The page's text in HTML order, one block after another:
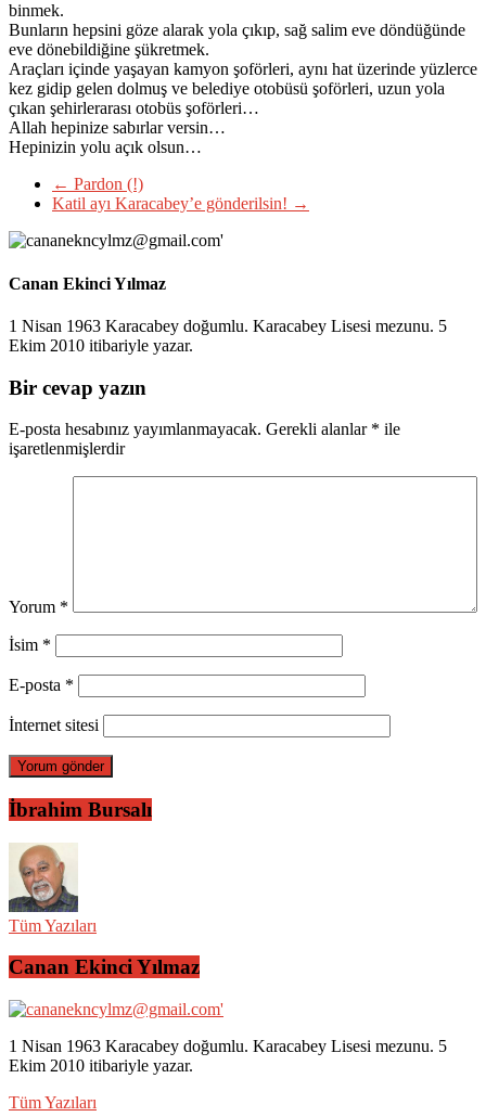
binmek.
Bunların hepsini göze alarak yola çıkıp, sağ salim eve döndüğünde
eve dönebildiğine şükretmek.
Araçları içinde yaşayan kamyon şoförleri, aynı hat üzerinde yüzlerce
kez gidip gelen dolmuş ve belediye otobüsü şoförleri, uzun yola
çıkan şehirlerarası otobüs şoförleri…
Allah hepinize sabırlar versin…
Hepinizin yolu açık olsun…
← Pardon (!)
Katil ayı Karacabey’e gönderilsin! →
Canan Ekinci Yılmaz
1 Nisan 1963 Karacabey doğumlu. Karacabey Lisesi mezunu. 5
Ekim 2010 itibariyle yazar.
Bir cevap yazın
E-posta hesabınız yayımlanmayacak. Gerekli alanlar * ile
işaretlenmişlerdir
Yorum *
İsim *
E-posta *
İnternet sitesi
İbrahim Bursalı
Tüm Yazıları
Canan Ekinci Yılmaz
1 Nisan 1963 Karacabey doğumlu. Karacabey Lisesi mezunu. 5
Ekim 2010 itibariyle yazar.
Tüm Yazıları